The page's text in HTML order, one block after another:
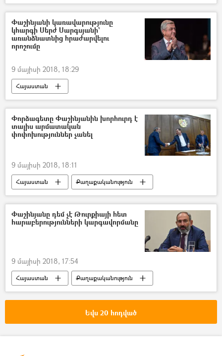
Փաշինյանի կառավարությունը
կհարգի Սերժ Սարգսյանի`
առանձնատնից հրաժարվելու
որոշումը
9 մայիսի 2018, 18:29
Հայաստան
Փորձագետը Փաշինյանին խորհուրդ է
տալիս արմատական
փոփոխություններ չանել
9 մայիսի 2018, 18:11
Հայաստան Քաղաքականություն
Փաշինյանը դեմ չէ Թուրքիայի հետ
հարաբերությունների կարգավորմանը
9 մայիսի 2018, 17:54
Հայաստան Քաղաքականություն
Եվս 20 հոդված